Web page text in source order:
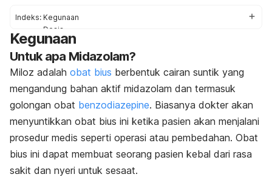
Indeks: Kegunaan
Dosis
Efek Samping
Peringatan & Pencegahan
Interaksi
Overdosis
Kegunaan
Untuk apa Midazolam?
Miloz adalah obat bius berbentuk cairan suntik yang
mengandung bahan aktif midazolam dan termasuk
golongan obat benzodiazepine. Biasanya dokter akan
menyuntikkan obat bius ini ketika pasien akan menjalani
prosedur medis seperti operasi atau pembedahan. Obat
bius ini dapat membuat seorang pasien kebal dari rasa
sakit dan nyeri untuk sesaat.